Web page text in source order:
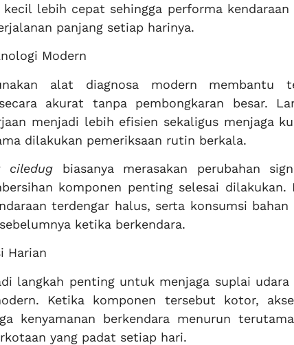
lebih cepat sehingga performa
panjang setiap harinya.
Modern
alat diagnosa modern membantu
akurat tanpa pembongkaran besar.
menjadi lebih efisien sekaligus menjaga
dilakukan pemeriksaan rutin berkala.
ciledug biasanya merasakan perubahan
komponen penting selesai dilakukan.
terdengar halus, serta konsumsi bahan
ketika berkendara.
Harian
langkah penting untuk menjaga suplai
Ketika komponen tersebut kotor,
kenyamanan berkendara menurun
yang padat setiap hari.